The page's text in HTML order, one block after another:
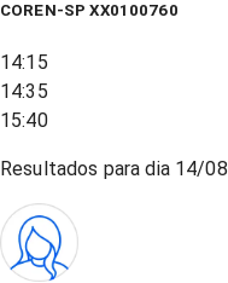
COREN-SP XX0100760
14:15
14:35
15:40
Resultados para dia 14/08